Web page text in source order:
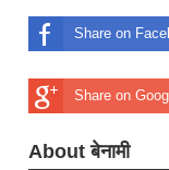
Share on
Share on
About बेनामी